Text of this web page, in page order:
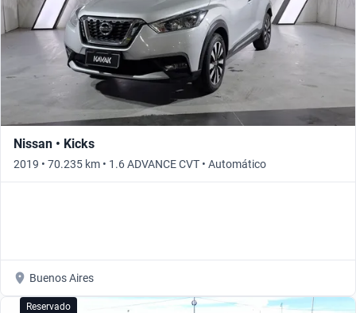
Nissan • Kicks
2019 • 70.235 km • 1.6 ADVANCE CVT • Automático
Buenos Aires
Reservado